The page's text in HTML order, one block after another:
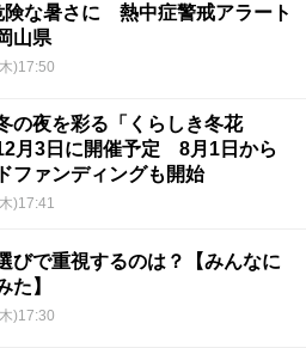
険な暑さに 熱中症警戒アラート
山県
)17:50
の夜を彩る「くらしき冬花
月3日に開催予定 8月1日から
ファンディングも開始
)17:41
びで重視するのは？【みんなに
た】
)17:30